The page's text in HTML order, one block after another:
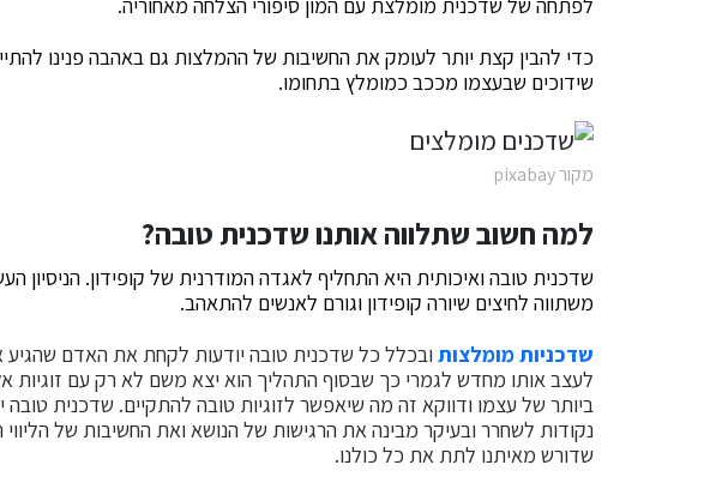
כדי להבין קצת יותר לעומק את החשיבות של ההמלצות גם באהבה פנינו
שידוכים שבעצמו מככב כמומלץ בתחומו.
מקור pixabay
למה חשוב שתלווה אותנו שדכנית טובה?
שדכנית טובה ואיכותית היא התחליף לאגדה המודרנית של קופידון. הניסיון
משתווה לחיצים שיורה קופידון וגורם לאנשים להתאהב.
שדכניות מומלצותובכלל כל שדכנית טובה יודעות לקחת את האדם שהגיע
לעצב אותו מחדש לגמרי כך שבסוף התהליך הוא יצא משם לא רק עם זוגיות
ביותר של עצמו ודווקא זה מה שיאפשר לזוגיות טובה להתקיים. שדכנית טובה
נקודות לשחרר ובעיקר מבינה את הרגישות של הנושא ואת החשיבות של
שדורש מאיתנו לתת את כל כולנו.